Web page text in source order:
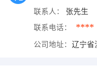
联系人： 张先生
联系电话： ****
公司地址： 辽宁省